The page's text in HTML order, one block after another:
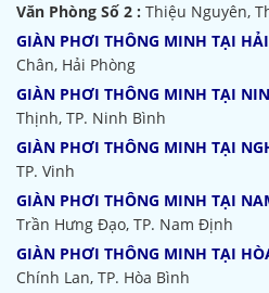
Văn Phòng Số 2 : Thiệu Nguyên,
GIÀN PHƠI THÔNG MINH TẠI
Chân, Hải Phòng
GIÀN PHƠI THÔNG MINH TẠI
Thịnh, TP. Ninh Bình
GIÀN PHƠI THÔNG MINH TẠI
TP. Vinh
GIÀN PHƠI THÔNG MINH TẠI
Trần Hưng Đạo, TP. Nam Định
GIÀN PHƠI THÔNG MINH TẠI
Chính Lan, TP. Hòa Bình